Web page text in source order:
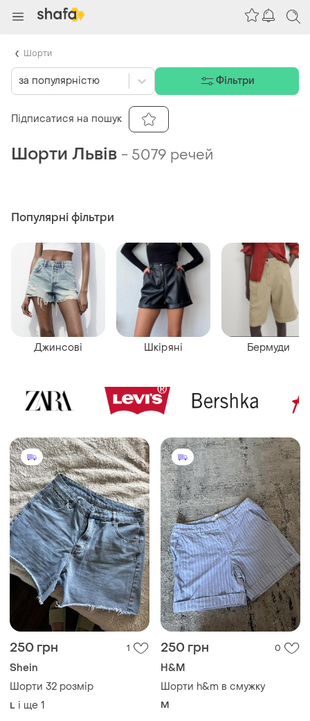
Шорти Львів - 5079 речей
250 грн 1
Shein
Шорти 32 розмір
L і ще 1
250 грн 0
H&M
Шорти h&m в смужку
M
Популярні фільтри
Джинсові Шкіряні Бермуди
за популярністю Фільтри
Підписатися на пошук
Шорти